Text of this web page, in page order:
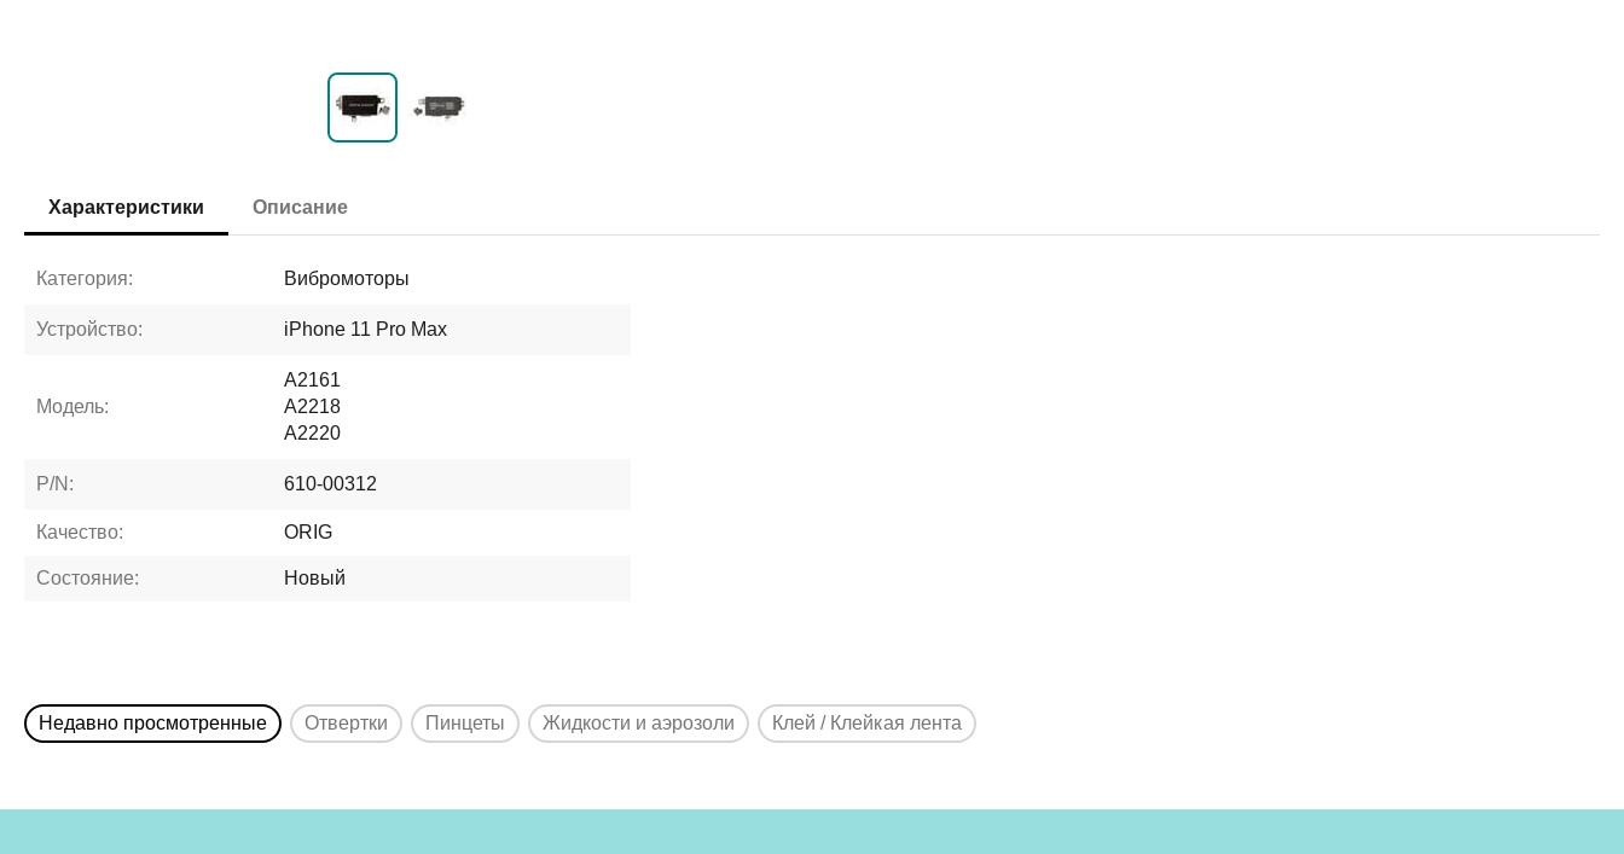
Характеристики Описание
Категория: Вибромоторы
Устройство: iPhone 11 Pro Max
Модель:
A2161
A2218
A2220
P/N: 610-00312
Качество: ORIG
Состояние: Новый
Недавно просмотренные Отвертки Пинцеты Жидкости и аэрозоли Клей / Клейкая лента